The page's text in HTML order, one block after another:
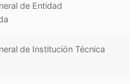
de Entidad
de Institución Técnica